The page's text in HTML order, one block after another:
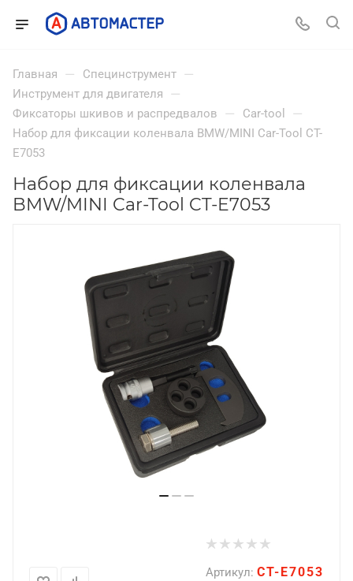
Главная — Специнструмент —
Инструмент для двигателя —
Фиксаторы шкивов и распредвалов — Car-tool —
Набор для фиксации коленвала BMW/MINI Car-Tool CT-
E7053
Набор для фиксации коленвала
BMW/MINI Car-Tool CT-E7053
Артикул: CT-E7053